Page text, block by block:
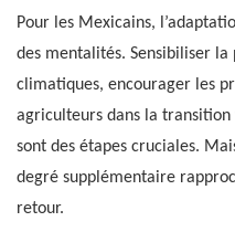
Pour les Mexicains,
des mentalités. Sensibiliser
climatiques, encourager les
agriculteurs dans la transition
sont des étapes cruciales.
degré supplémentaire
retour.